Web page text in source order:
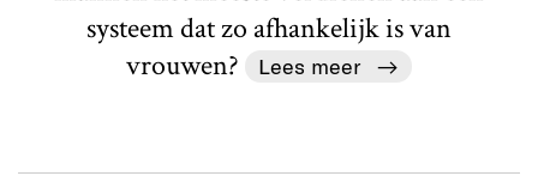
systeem dat zo afhankelijk is van
vrouwen?
Lees meer